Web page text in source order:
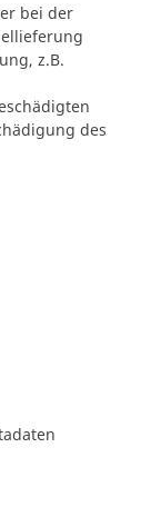
bei der
z.B.
des